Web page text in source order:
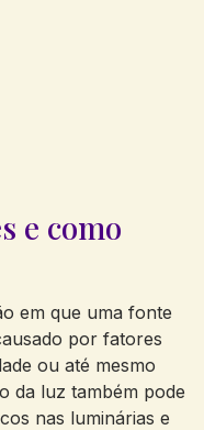
e como
em que uma fonte
por fatores
ou até mesmo
da luz também pode
nas luminárias e